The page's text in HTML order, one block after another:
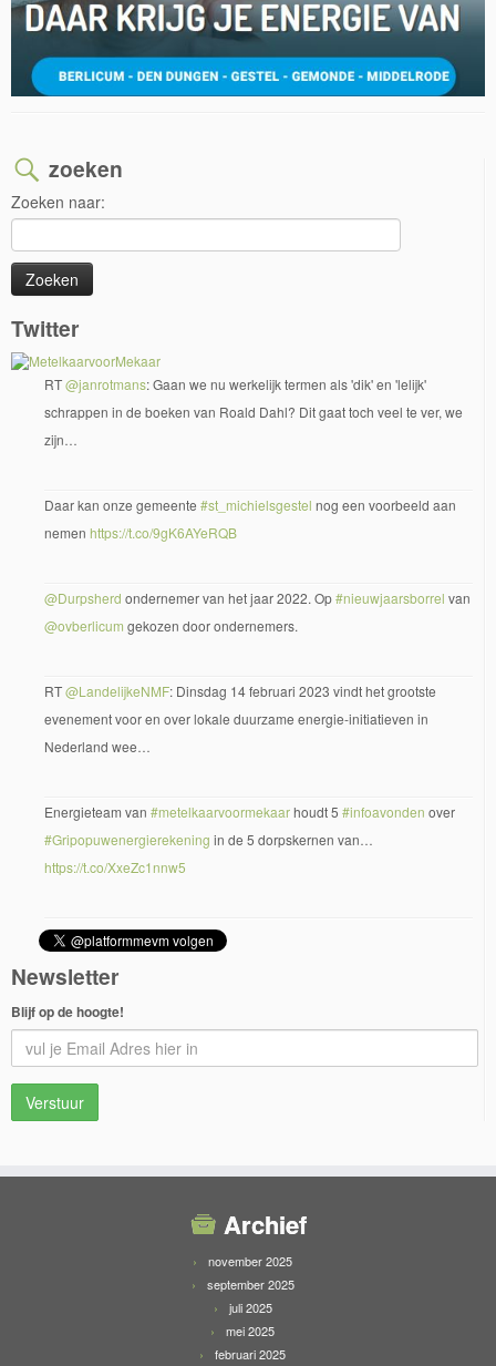
zoeken
Zoeken naar:
Twitter
RT@janrotmans: Gaan we nu werkelijk termen als 'dik' en 'lelijk'
schrappen in de boeken van Roald Dahl? Dit gaat toch veel te ver, we
zijn…
Daar kan onze gemeente #st_michielsgestel nog een voorbeeld aan
nemen https://t.co/9gK6AYeRQB
@Durpsherd ondernemer van het jaar 2022. Op#nieuwjaarsborrel van
@ovberlicum gekozen door ondernemers.
RT@LandelijkeNMF: Dinsdag 14 februari 2023 vindt het grootste
evenement voor en over lokale duurzame energie-initiatieven in
Nederland wee…
Energieteam van #metelkaarvoormekaarhoudt 5 #infoavonden over
#Gripopuwenergierekening in de 5 dorpskernen van…
https://t.co/XxeZc1nnw5
Newsletter
Blijf op de hoogte!
Archief
november 2025
september 2025
juli 2025
mei 2025
februari 2025